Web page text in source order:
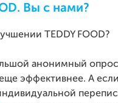
Вы с нами?
TEDDY FOOD?
анонимный
эффективнее. А